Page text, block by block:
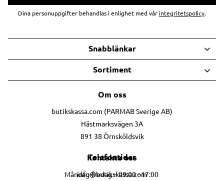
Dina personuppgifter behandlas i enlighet med vår integritetspolicy.
Om oss
butikskassa.com (PARMAB Sverige AB)
Hästmarksvägen 3A
891 38 Örnsköldsvik
Kontakta oss
info@butikskassa.com
Telefontider
Måndag-fredag – 09:00 - 17:00
Snabblänkar
Sortiment